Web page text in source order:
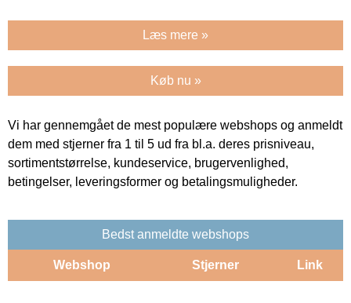
Læs mere »
Køb nu »
Vi har gennemgået de mest populære webshops og anmeldt
dem med stjerner fra 1 til 5 ud fra bl.a. deres prisniveau,
sortimentstørrelse, kundeservice, brugervenlighed,
betingelser, leveringsformer og betalingsmuligheder.
Bedst anmeldte webshops
Webshop Stjerner Link